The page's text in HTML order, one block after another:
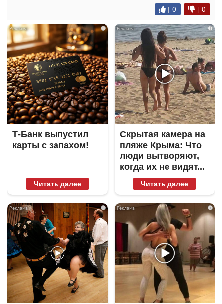
| 0 | 0
i
Т-Банк выпустил
карты с запахом!
Читать далее
i
Скрытая камера на
пляже Крыма: Что
люди вытворяют,
когда их не видят...
Читать далее
i i